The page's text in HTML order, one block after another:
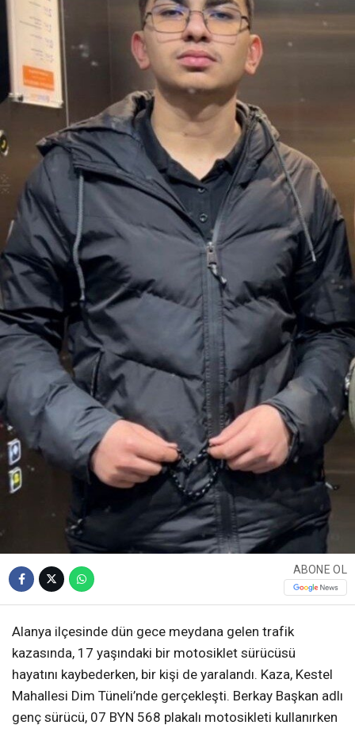
ABONE OL
Alanya ilçesinde dün gece meydana gelen trafik
kazasında, 17 yaşındaki bir motosiklet sürücüsü
hayatını kaybederken, bir kişi de yaralandı. Kaza, Kestel
Mahallesi Dim Tüneli’nde gerçekleşti. Berkay Başkan adlı
genç sürücü, 07 BYN 568 plakalı motosikleti kullanırken